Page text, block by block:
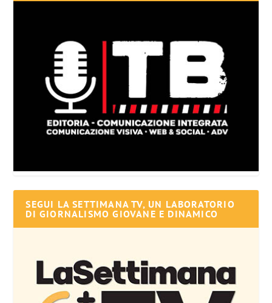
SEGUI LA SETTIMANA TV, UN LABORATORIO
DI GIORNALISMO GIOVANE E DINAMICO